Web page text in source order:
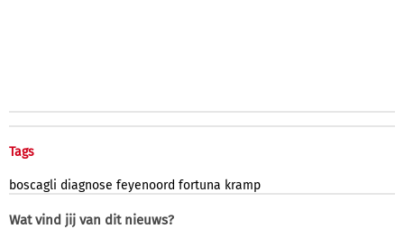
Tags
boscagli diagnose feyenoord fortuna kramp
Wat vind jij van dit nieuws?